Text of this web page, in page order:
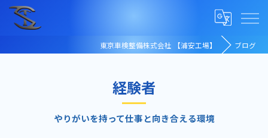
東京車検整備株式会社 【浦安工場】 ブログ
経験者
やりがいを持って仕事と向き合える環境